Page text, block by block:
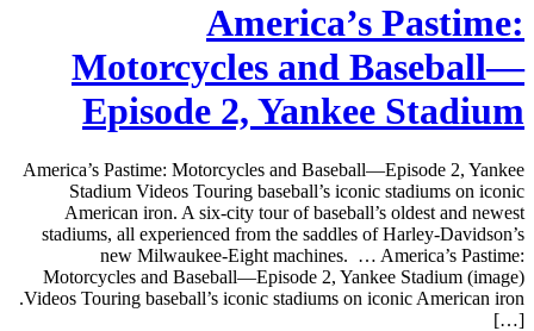
America’s Pastime:
Motorcycles and Baseball—
Episode 2, Yankee Stadium
America’s Pastime: Motorcycles and Baseball—Episode 2, Yankee
Stadium Videos Touring baseball’s iconic stadiums on iconic
American iron. A six-city tour of baseball’s oldest and newest
stadiums, all experienced from the saddles of Harley-Davidson’s
new Milwaukee-Eight machines. … America’s Pastime:
Motorcycles and Baseball—Episode 2, Yankee Stadium (image)
Videos Touring baseball’s iconic stadiums on iconic American iron.
[…]